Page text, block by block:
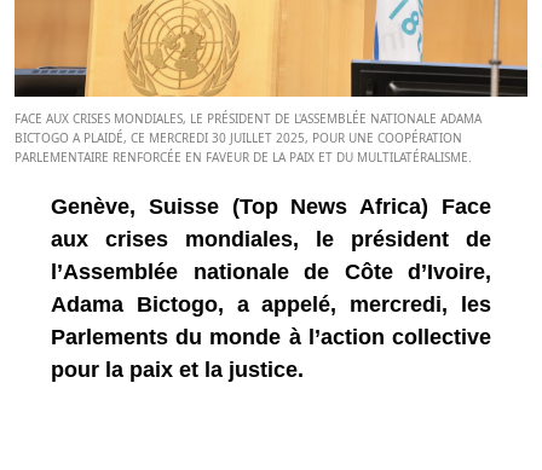
FACE AUX CRISES MONDIALES, LE PRÉSIDENT DE L'ASSEMBLÉE NATIONALE ADAMA
BICTOGO A PLAIDÉ, CE MERCREDI 30 JUILLET 2025, POUR UNE COOPÉRATION
PARLEMENTAIRE RENFORCÉE EN FAVEUR DE LA PAIX ET DU MULTILATÉRALISME.
Genève, Suisse (Top News Africa) Face
aux crises mondiales, le président de
l’Assemblée nationale de Côte d’Ivoire,
Adama Bictogo, a appelé, mercredi, les
Parlements du monde à l’action collective
pour la paix et la justice.